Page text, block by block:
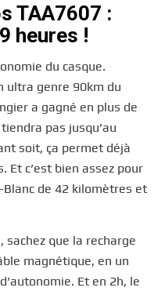
TAA7607 :
heures !
du casque.
ultra genre 90km du
a gagné en plus de
pas jusqu’au
soit, ça permet déjà
Et c’est bien assez pour
de 42 kilomètres et
sachez que la recharge
magnétique, en un
Et en 2h, le